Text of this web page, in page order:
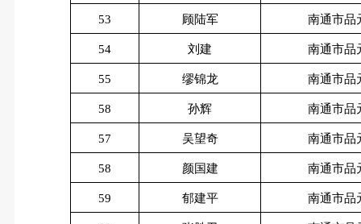
53 顾陆军 南通市品
54 刘建 南通市品
55 缪锦龙 南通市品
58 孙辉 南通市品
57 吴望奇 南通市品
58 颜国建 南通市品
59 郁建平 南通市品